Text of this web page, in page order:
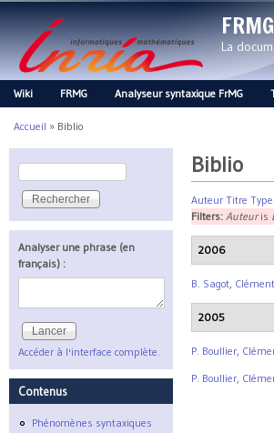
La
Main menu
Wiki FRMG Analyseur syntaxique FrMG
Vous êtes ici
Accueil » Biblio
Biblio
Auteur Titre Type
Filters: Auteuris
2006
B. Sagot,
2005
P. Boullier,
P. Boullier,
Formulaire de recherche
Rechercher
Analyser une phrase (en
français) :
Accéder à l'interface complète.
Contenus
Phénomènes syntaxiques